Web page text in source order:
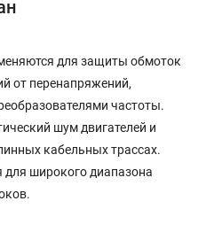
для защиты обмоток
от перенапряжений,
частоты.
шум двигателей и
кабельных трассах.
широкого диапазона